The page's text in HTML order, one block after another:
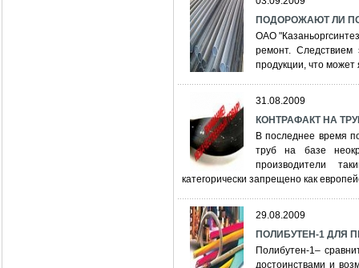
ПОДОРОЖАЮТ ЛИ
ОАО
ремонт.
продукции, что может
31.08.2009
КОНТРАФАКТ НА
В последнее время
труб на базе
производители
категорически запрещено как
29.08.2009
ПОЛИБУТЕН-1 ДЛЯ
Полибутен-1–
достоинствами и